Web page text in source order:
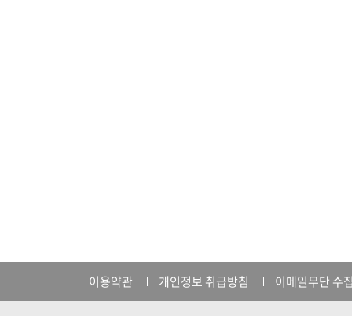
이용약관 개인정보 취급방침 이메일무단 수